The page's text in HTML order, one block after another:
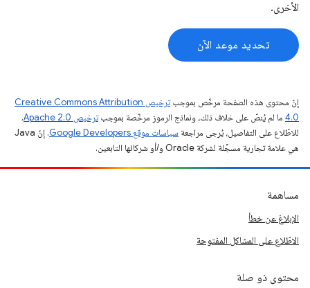
الأخرى.
تحديد موعد الآن
إنّ محتوى هذه الصفحة مرخّص بموجب
ترخيص Creative Commons Attribution
4.0‏ ما لم يُنصّ على خلاف ذلك، ونماذج الرموز مرخّصة بموجبترخيص Apache 2.0‏
.
للاطّلاع على التفاصيل، يُرجى مراجعة سياسات موقع Google Developers‏
. إنّ Java
هي علامة تجارية مسجَّلة لشركة Oracle و/أو شركائها التابعين.
مساهمة
الإبلاغ عن خطأ
الاطّلاع على المشاكل المفتوحة
محتوى ذو صلة